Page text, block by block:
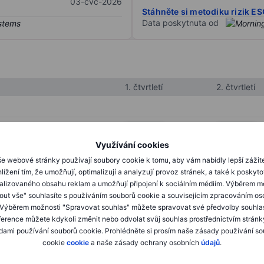
Využívání cookies
webové stránky používají soubory cookie k tomu, aby vám nabídly lepší
tím, že umožňují, optimalizují a analyzují provoz stránek, a také k
obsahu reklam a umožňují připojení k sociálním médiím. Výběrem
vše" souhlasíte s používáním souborů cookie a souvisejícím zpracováním
možnosti "Spravovat souhlas" můžete spravovat své předvolby
můžete kdykoli změnit nebo odvolat svůj souhlas prostřednictvím
používání souborů cookie. Prohlédněte si prosím naše zásady používání
cookie cookie a naše zásady ochrany osobních údajů.
Stáhněte si metodiku rizik
Data poskytnuta od
1. čtvrtletí 2. čtvrtletí
XXXXXXX
XXXXXXX XXXXXXX
XXXXXXX XXXXXXX
XXXXXXX XXXXXXX